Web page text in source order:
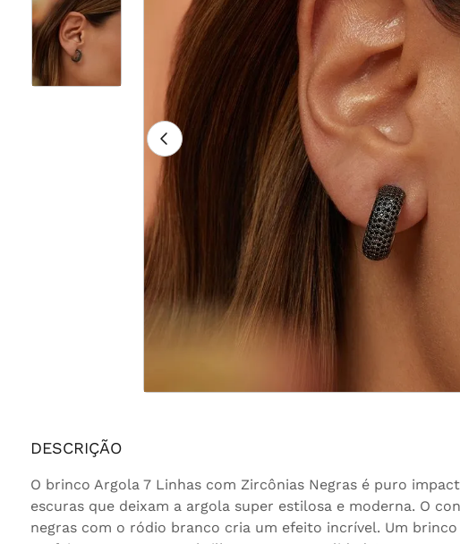
DESCRIÇÃO
O brinco Argola 7 Linhas com Zircônias Negras é puro
escuras que deixam a argola super estilosa e moderna. O
negras com o ródio branco cria um efeito incrível. Um